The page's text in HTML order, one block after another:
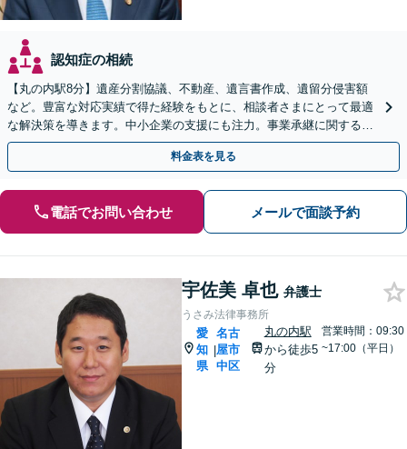
認知症の相続
【丸の内駅8分】遺産分割協議、不動産、遺言書作成、遺留分侵害額
など。豊富な対応実績で得た経験をもとに、相談者さまにとって最適
な解決策を導きます。中小企業の支援にも注力。事業承継に関する内
容もお気軽にご相談ください【初回面談無料】
料金表を見る
電話でお問い合わせ メールで面談予約
宇佐美 卓也 弁護士
うさみ法律事務所
愛
知
県
|
名古
屋市
中区
丸の内駅
から徒歩5
分
営業時間：09:30
~17:00（平日）